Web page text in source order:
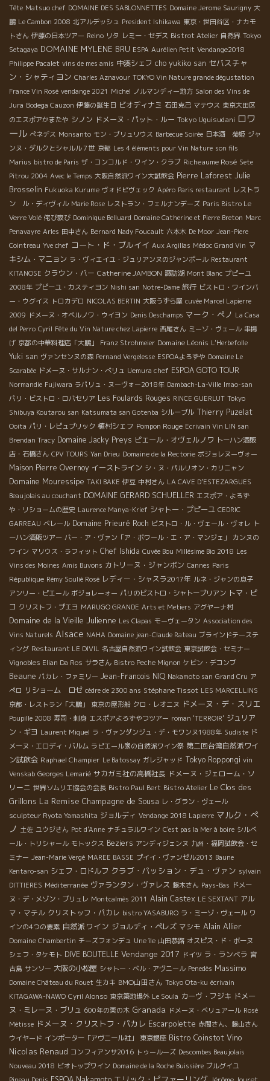
Tête Matsuo chef DOMAINE DES SABLONNETTES Domaine Jerome Saurigny 大
鵬 Le Cambon 2008 北アルデッシュ President Ishikawa 東京・世田谷区・ナカモ
トさん 伊藤の日本ツアー Reino リタ レミー・セデス Bistrot Atelier 自然界 Tokyo
Setagaya DOMAINE MYLENE BRU ESPA Aurélien Petit Vendange2018
Philippe Pacalet vins de mes amis 中湊シェフ cho yukiko san セバスチャ
ン・シャティヨン Charles Aznavour TOKYO Vin Nature grande dégustation
France Vin Rosé vendange 2021 Michel ノルマンディー地方 Salon des Vins de
Jura Bodega Cauzon 伊藤の誕生日 ビオディナミ 石田克己 マテウス 東京大田区
のエスポアかまたや シノン ドメーヌ・パット・ルー Tokyo Uguisudani ロワ
ール ぺネデス Monsanto モン・ブリュリウス Barbecue Soirée 日本酒 菊姫 ジャ
ンヌ・ダルクとシャルル７世 京都 Les 4 éléments pour Vin Nature son fils
Marius bistro de Paris ザ・コンコルド・ワイン・クラブ Richeaume Rosé Sete
Pitrou 2004 Avec le Temps 大阪自然派ワイン大試飲会 Pierre Laforest Julie
Brosselin Fukuoka Kurume ヴォドピヴェック Apéro Paris restaurant レストラ
ン ル・ディヴィル Marie Rose レストラン・フェルナンデーズ Paris Bistro Le
Verre Volé 侘び寂び Dominique Belluard Domaine Catherine et Pierre Breton Marc
Penavayre Arles 田中さん Bernard Nady Foucault 六本木 De Moor Jean-Piere
Cointreau Yve chef コート・ド・ブルイイ Aux Argillas Médoc Grand Vin マ
キシム・マニョン ラ・ヴィエイユ・ジュリアンヌのジャンポール Restaurant
KITANOSE クラウン・バー Catherine JAMBON 諏訪湖 Mont Blanc プピーユ
2008年 プピーユ・カスティヨン Nishi san Notre-Dame 旅行 ビストロ・ワインバ
ー・ウグイス トロカデロ NICOLAS BERTIN 大阪うずら屋 cuvée Marcel Lapierre
2009 ドメーヌ・オベルノワ・ウイヨン Denis Deschamps マーク・ペノ La Casa
del Perro Cyril Fête du Vin Nature chez Lapierre 西尾さん ミーゾ・ヴェール 串揚
げ 京都の中華料理店「大鵬」 Franz Strohmeier Domaine Léonis L'Herbefolle
Yuki san ヴァンセンヌの森 Pernand Vergelesse ESPOAよろずや Domaine Le
Scarabée ドメーヌ・サルナン・ベリュ Uemura chef ESPOA GOTO TOUR
Normandie Fujiwara ラパリュ・ヌーヴォー2018年 Dambach-La-Ville Imao-san
パリ・ビストロ・ロバセリア Les Foulards Rouges RINCE GUERLUT Tokyo
Shibuya Koutarou san Katsumata san Gotenba シルーブル Thierry Puzelat
Ooita パリ・レピュブリック 植村シェフ Pompon Rouge Ecrivain Vin LIN san
Brendan Tracy Domaine Jacky Preys ピエール・オヴェルノワ トーハン酒販
店・石橋さん CPV TOURS Yan Drieu Domaine de la Rectorie ボジョレヌーヴォー
Maison Pierre Overnoy イーストライン シ・ヌ・パルリオン・カリニャン
Domaine Mouressipe TAKI BAKE 伊豆 中村さん LA CAVE D’ESTEZARGUES
Beaujolais au couchant DOMAINE GERARD SCHUELLER エスポア・よろず
や・リショームの歴史 Laurence Manya-Krief シャトー・プピーユ CEDRIC
GARREAU ベレール Domaine Prieuré Roch ビストロ・ル・ヴェール・ヴォレ ト
ーハン酒販ツアー バー・ア・ヴァン「ア・ボワール・エ・ア・マンジェ」
カンヌの
ワイン マリウス・ラフィット Chef Ishida Cuvée Bou Millésime Bio 2018 Les
Vins des Moines Amis Buvons カトリーヌ・ジャンボン Cannes Paris
République Rémy Soulié Rosé レディー・シャスラ2017年 ルネ・ジャンの息子
アンリー・ピエール ボジョレーォー パリのビストロ・シャトーブリアン トマ・ピ
コ クリストフ・プエヨ MARUGO GRANDE Arts et Metiers アグヤーナ村
Domaine de la Vieille Julienne Les Clapas モーヴェータン Association des
Vins Naturels Alsace NAHA Domaine jean-Claude Rateau ブラインドテーステ
ィング Restaurant LE DIVIL 名古屋自然派ワイン試飲会 東京試飲会・セミナー
Vignobles Elian Da Ros サラさん Bistro Peche Mignon ケビン・デコンブ
Beaune パカレ・ファミリー Jean-Francois NIQ Nakamoto san Grand Cru ア
ぺロ リショーム ロゼ cèdre de 2300 ans Stéphane Tissot LES MARCELLINS
京都・レストラン「大鵬」
東京の屋形船 クロ・レオニヌ ドメーヌ・デ・スリエ
Poupille 2008 寿司・刺身 エスポアよろずやつツアー roman 'TERROIR' ジュリア
ン・ギヨ Laurent Miquel ラ・ヴァンダンジュ・デ・モワンヌ1988年 Sudiste ド
メーヌ・エロディ・バルム ラピエール家の自然派ワイン祭 第二回台湾自然派ワイ
ン試飲会 Raphael Champier Le Batossay ガレジャッド Tokyo Roppongi vin
Venskab Georges Lemarié サカガミ社の高橋社長 ドメーヌ・ジェローム・ソ
リーニ 世界ソムリエ協会の会長 Bistro Paul Bert Bistro Atelier Le Clos des
Grillons La Remise Champagne de Sousa レ・グラン・ヴェール
sculpteur Ryota Yamashita ジョルディ Vendange 2018 Lapierre マルク・ぺ
ノ 土佐 ユウジさん Pot d'Anne ナチュラルワイン C'est pas la Mer à boire シルベ
ール・トリシャール モトックス Beziers アンディジェンヌ 九州・福岡試飲会・セ
ミナー Jean-Marie Vergé MAREE BASSE プイイ・ヴァンゼル2013 Baune
Kentaro-san シェフ・ロドルフ クラブ・パッション・デュ・ヴァン sylvain
DITTIERES Méditerranée ヴァランタン・ヴァレス 藤木さん Pays-Bas ドメー
ヌ・デ・メゾン・ブリュレ Montcalmès 2011 Alain Castex LE SEXTANT アル
マ・マテル クリストッフ・パカレ bistro YASABURO ラ・ミーゾ・ヴェール ワ
インの4つの要素 自然派ワイン ジョルディ・ペレズ マシモ Alain Allier
Domaine Chambertin チーズフォンデュ Une île 山田恭路 オスピス・ド・ボーヌ
シェフ・タケモト DIVE BOUTELLE Vendange 2017 ドイツ ラ・ランベラ 宮
古島 サンソー 大阪の小松屋 シャトー・ベル・アヴニール Penedès Massimo
Domaine Château du Rouet 生カキ BMO山田さん Tokyo Ota-ku écrivain
KITAGAWA-NAWO Cyril Alonso 東京築地場外 Le Soula カーヴ・フジキ ドメー
ヌ・ミレーヌ・ブリュ 600年の栗の木 Granada ドメーヌ・ベリュアール Rosé
Métisse ドメーヌ・クリストフ・パカレ Escarpolette 赤間さん、藤山さん
ウイヤード インポーター「アヴニール社」 東京銀座 Bistro Coinstot Vino
Nicolas Renaud コンフィアンサ2016 トゥールーズ Descombes Beaujolais
Nouveau 2018 ビオトップワイン Domaine de la Roche Buissière ブルグイユ